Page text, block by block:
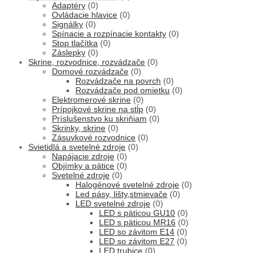
Adaptéry (0)
Ovládacie hlavice (0)
Signálky (0)
Spínacie a rozpínacie kontakty (0)
Stop tlačítka (0)
Záslepky (0)
Skrine, rozvodnice, rozvádzače (0)
Domové rozvádzače (0)
Rozvádzače na povrch (0)
Rozvádzače pod omietku (0)
Elektromerové skrine (0)
Prípojkové skrine na stĺp (0)
Príslušenstvo ku skriňiam (0)
Skrinky, skrine (0)
Zásuvkové rozvodnice (0)
Svietidlá a svetelné zdroje (0)
Napájacie zdroje (0)
Objímky a pätice (0)
Svetelné zdroje (0)
Halogénové svetelné zdroje (0)
Led pásy, lišty,stmievače (0)
LED svetelné zdroje (0)
LED s päticou GU10 (0)
LED s päticou MR16 (0)
LED so závitom E14 (0)
LED so závitom E27 (0)
LED trubice (0)